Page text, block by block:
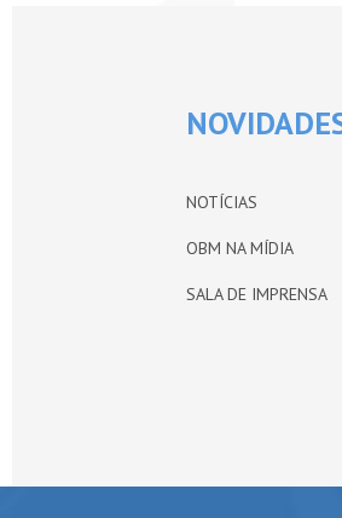
NOTÍCIAS
OBM NA MÍDIA
SALA DE IMPRENSA